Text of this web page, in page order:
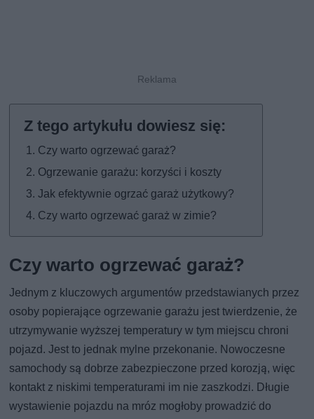
Czy warto ogrzewać garaż?
Ogrzewanie garażu: korzyści i koszty
Jak efektywnie ogrzać garaż użytkowy?
Czy warto ogrzewać garaż w zimie?
Czy warto ogrzewać garaż?
Jednym z kluczowych argumentów przedstawianych przez
osoby popierające ogrzewanie garażu jest twierdzenie, że
utrzymywanie wyższej temperatury w tym miejscu chroni
pojazd. Jest to jednak mylne przekonanie. Nowoczesne
samochody są dobrze zabezpieczone przed korozją, więc
kontakt z niskimi temperaturami im nie zaszkodzi. Długie
wystawienie pojazdu na mróz mogłoby prowadzić do